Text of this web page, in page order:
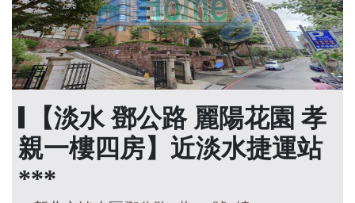
【淡水 鄧公路 麗陽花園 孝
親一樓四房】近淡水捷運站
***